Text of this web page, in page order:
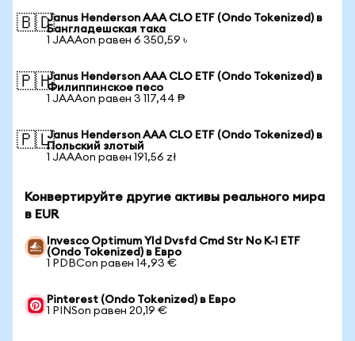
🇧🇩Janus Henderson AAA CLO ETF (Ondo Tokenized) в
Бангладешская така
1 JAAAon равен 6 350,59 ৳
🇵🇭Janus Henderson AAA CLO ETF (Ondo Tokenized) в
Филиппинское песо
1 JAAAon равен 3 117,44 ₱
🇵🇱Janus Henderson AAA CLO ETF (Ondo Tokenized) в
Польский злотый
1 JAAAon равен 191,56 zł
Конвертируйте другие активы реального мира
в EUR
Invesco Optimum Yld Dvsfd Cmd Str No K-1 ETF
(Ondo Tokenized) в Евро
1 PDBCon равен 14,93 €
Pinterest (Ondo Tokenized) в Евро
1 PINSon равен 20,19 €